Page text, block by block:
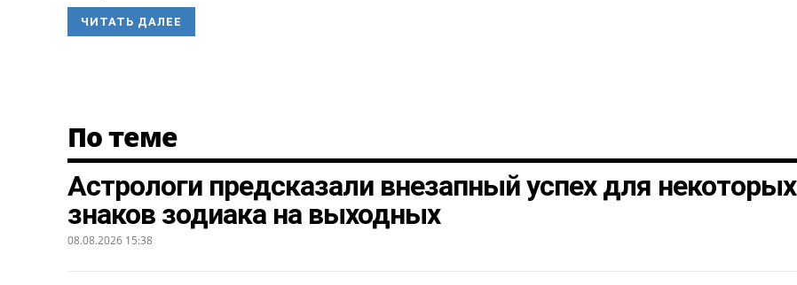
ЧИТАТЬ ДАЛЕЕ
По теме
Астрологи предсказали внезапный успех для некоторых
знаков зодиака на выходных
08.08.2026 15:38